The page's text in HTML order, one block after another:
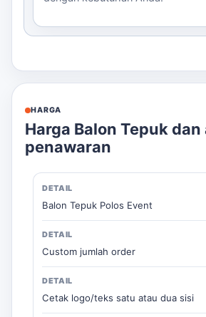
HARGA
Harga Balon Tepuk dan
penawaran
Balon Tepuk Polos Event
Custom jumlah order
Cetak logo/teks satu atau dua sisi